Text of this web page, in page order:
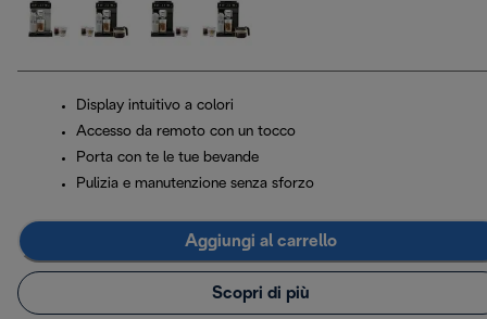
Display intuitivo a colori
Accesso da remoto con un tocco
Porta con te le tue bevande
Pulizia e manutenzione senza sforzo
Aggiungi al carrello
Scopri di più